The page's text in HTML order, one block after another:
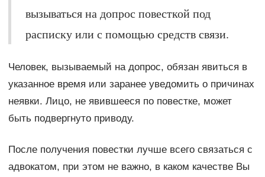
вызываться на допрос повесткой под
расписку или с помощью средств связи.
Человек, вызываемый на допрос, обязан явиться в
указанное время или заранее уведомить о причинах
неявки. Лицо, не явившееся по повестке, может
быть подвергнуто приводу.
После получения повестки лучше всего связаться с
адвокатом, при этом не важно, в каком качестве Вы